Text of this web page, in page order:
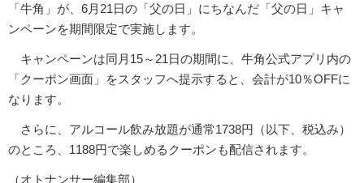
「牛角」が、6月21日の「父の日」にちなんだ「父の日」キャ
ンペーンを期間限定で実施します。
キャンペーンは同月15～21日の期間に、牛角公式アプリ内の
「クーポン画面」をスタッフへ提示すると、会計が10％OFFに
なります。
さらに、アルコール飲み放題が通常1738円（以下、税込み）
のところ、1188円で楽しめるクーポンも配信されます。
（オトナンサー編集部）